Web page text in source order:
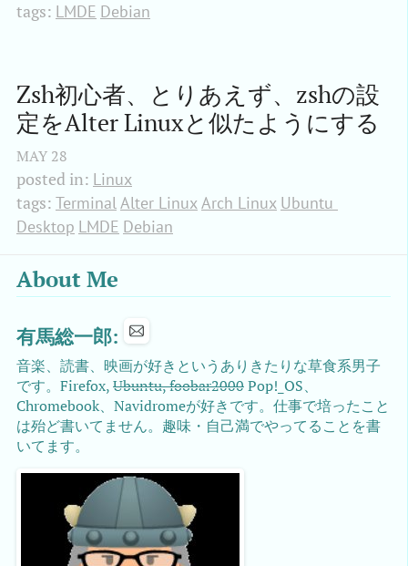
tags: LMDE Debian
Zsh初心者、とりあえず、zshの設
定をAlter Linuxと似たようにする
MAY 28
posted in: Linux
tags: TerminalAlter LinuxArch Linux Ubuntu
Desktop LMDE Debian
About Me
有馬総一郎:
音楽、読書、映画が好きというありきたりな草食系男子
です。Firefox,Ubuntu, foobar2000Pop!_OS、
Chromebook、Navidromeが好きです。仕事で培ったこと
は殆ど書いてません。趣味・自己満でやってることを書
いてます。